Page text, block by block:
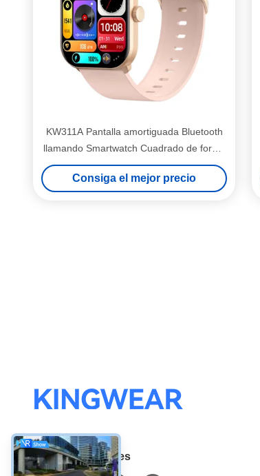
KW311A Pantalla amortiguada Bluetooth
llamando Smartwatch Cuadrado de forma
de 1,39 pulgadas Smart Watch
Consiga el mejor precio
Las redes sociales